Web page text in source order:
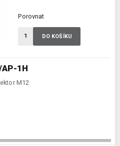
1H
M12
Porovnat
DO KOŠÍKU